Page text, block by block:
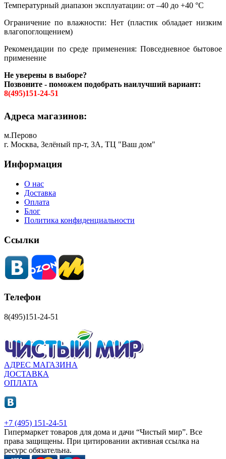
Температурный диапазон эксплуатации: от –40 до +40 °C
Ограничение по влажности: Нет (пластик обладает низким
влагопоглощением)
Рекомендации по среде применения: Повседневное бытовое
применение
Не уверены в выборе?
Позвоните - поможем подобрать наилучший вариант:
8(495)151-24-51
Адреса магазинов:
м.Перово
г. Москва, Зелёный пр-т, 3А, ТЦ "Ваш дом"
Информация
О нас
Доставка
Оплата
Блог
Политика конфиденциальности
Ссылки
Телефон
8(495)151-24-51
АДРЕС МАГАЗИНА
ДОСТАВКА
ОПЛАТА
+7 (495) 151-24-51
Гипермаркет товаров для дома и дачи “Чистый мир”. Все
права защищены. При цитировании активная ссылка на
ресурс обязательна.